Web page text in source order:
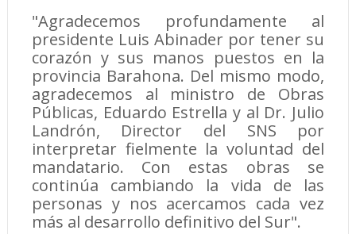
"Agradecemos profundamente al
presidente Luis Abinader por tener su
corazón y sus manos puestos en la
provincia Barahona. Del mismo modo,
agradecemos al ministro de Obras
Públicas, Eduardo Estrella y al Dr. Julio
Landrón, Director del SNS por
interpretar fielmente la voluntad del
mandatario. Con estas obras se
continúa cambiando la vida de las
personas y nos acercamos cada vez
más al desarrollo definitivo del Sur".